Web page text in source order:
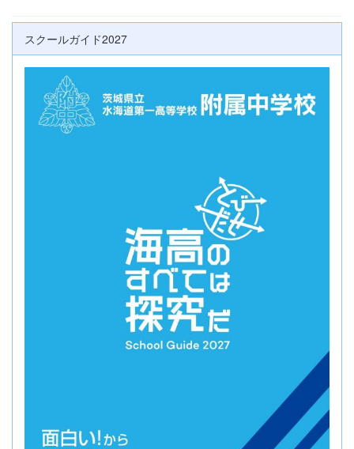
スクールガイド2027